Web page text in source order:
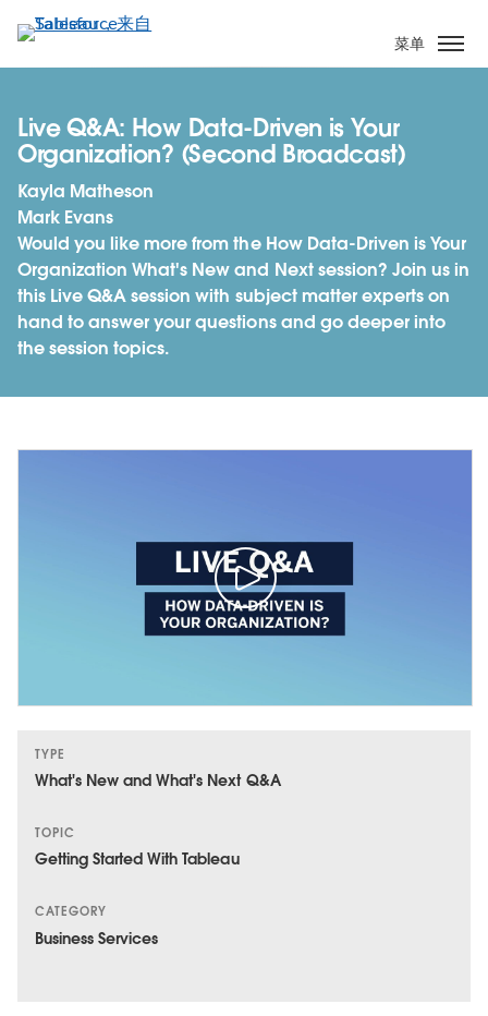
转
到
菜单
Live Q&A: How Data-Driven is Your
Organization? (Second Broadcast)
Kayla Matheson
Mark Evans
Would you like more from the How Data-Driven is Your
Organization What's New and Next session? Join us in
this Live Q&A session with subject matter experts on
hand to answer your questions and go deeper into
the session topics.
TYPE
What's New and What's Next Q&A
TOPIC
Getting Started With Tableau
CATEGORY
Business Services